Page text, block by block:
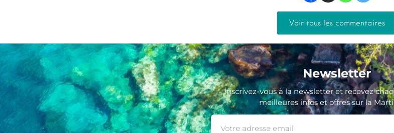
Voir tous les commentaires
Newsletter
Inscrivez-vous à la newsletter et recevez
meilleures infos et offres sur la